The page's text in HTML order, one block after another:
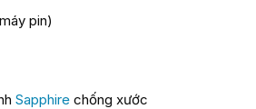
pin)
Sapphirechống xước